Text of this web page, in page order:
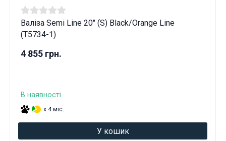
Валіза Semi Line 20" (S) Black/Orange Line
(T5734-1)
4 855 грн.
В наявності
x 4 міс.
У кошик